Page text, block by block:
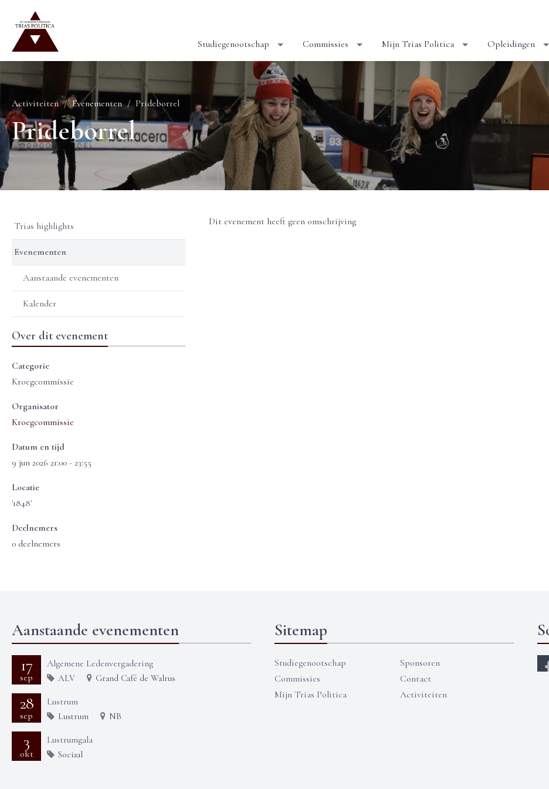
Studiegenootschap Commissies Mijn Trias Politica Opleidingen
Activiteiten Evenementen Prideborrel
Prideborrel
Trias highlights
Evenementen
Aanstaande evenementen
Kalender
Over dit evenement
Categorie
Kroegcommissie
Organisator
Kroegcommissie
Datum en tijd
9 jun 2026 21:00 - 23:55
Locatie
'1848'
Deelnemers
0 deelnemers
Dit evenement heeft geen omschrijving
Aanstaande evenementen
17
sep
Algemene Ledenvergadering
ALV Grand Café de Walrus
28
sep
Lustrum
Lustrum NB
3
okt
Lustrumgala
Sociaal
Sitemap
Studiegenootschap
Commissies
Mijn Trias Politica
Sponsoren
Contact
Activiteiten